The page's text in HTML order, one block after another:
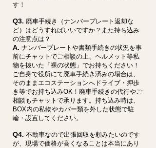
す！
Q3. 廃車手続き（ナンバープレート返却な
ど）はどうすればいいですか？また持ち込み
の注意点は？
A. ナンバープレートや書類手続きの状況を事
前にチャットでご相談の上、ヘルメット等私
物を抜いた「裸の状態」でお持ちください！
ご自身で役所にて廃車手続き済みの場合は、
そのままエコステーションへドライブ・押歩
き等でお持ち込みOK！廃車手続きの代行やご
相談もチャットで承ります。持ち込み時は、
BOX内の私物やカバー類を外した状態で駐
輪・設置してください。
Q4. 不動車なので出張回収を頼みたいのです
が、現場で価格が高くなることは本当にあり